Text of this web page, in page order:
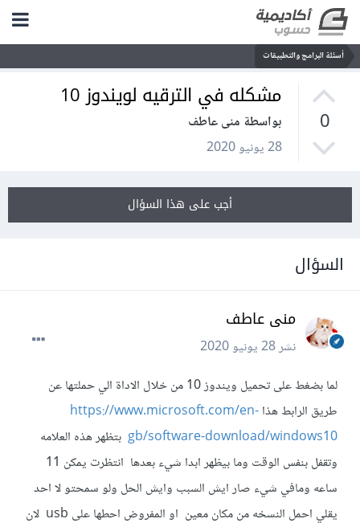
أسئلة البرامج والتطبيقات
0
مشكله في الترقيه لويندوز 10
بواسطة منى عاطف
28 يونيو 2020
أجب على هذا السؤال
السؤال
منى عاطف
نشر28 يونيو 2020
لما بضغط على تحميل ويندوز 10 من خلال الاداة الي حملتها عن
طريق الرابط هذاhttps://www.microsoft.com/en-
gb/software-download/windows10بتظهر هذه العلامه
وتقفل بنفس الوقت وما بيظهر ابدا شيء بعدها انتظرت يمكن 11
ساعه ومافي شيء صار ايش السبب وايش الحل ولو سمحتو لا احد
يقلي احمل النسخه من مكان معين او المفروض احطها على usb لان